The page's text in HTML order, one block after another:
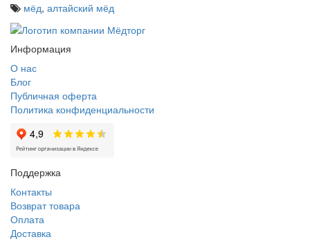
мёд, алтайский мёд
Информация
О нас
Блог
Публичная оферта
Политика конфиденциальности
Поддержка
Контакты
Возврат товара
Оплата
Доставка